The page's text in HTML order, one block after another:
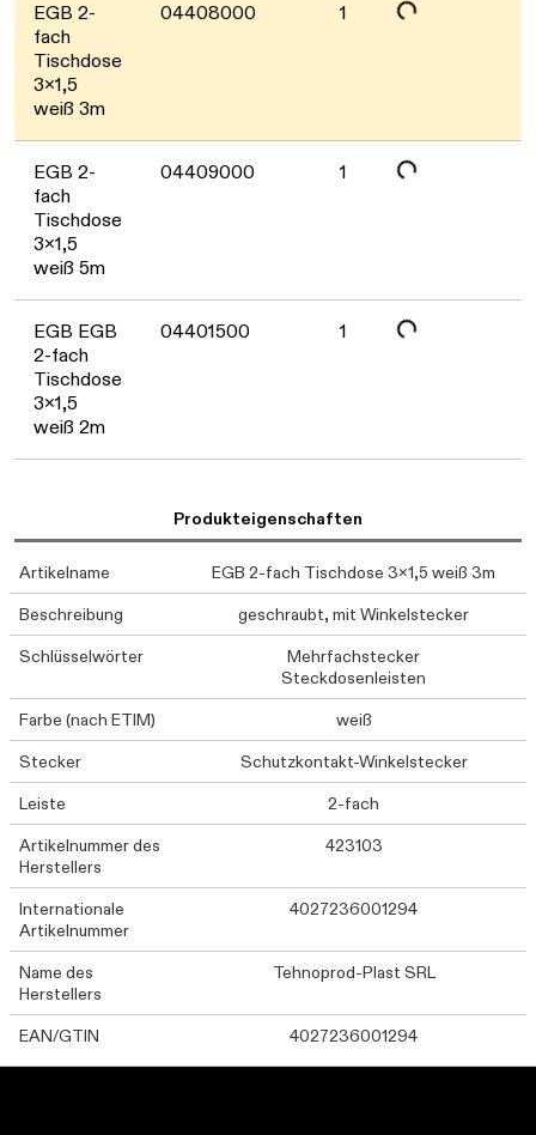
EGB 2-
fach
Tischdose
3x1,5
weiß 3m
04408000 1
EGB 2-
fach
Tischdose
3x1,5
weiß 5m
04409000 1
EGB EGB
2-fach
Tischdose
3x1,5
weiß 2m
04401500 1
Produkteigenschaften
Artikelname
EGB 2-fach Tischdose 3x1,5 weiß 3m
Beschreibung
geschraubt, mit Winkelstecker
Schlüsselwörter
Mehrfachstecker
Steckdosenleisten
Farbe (nach ETIM)
weiß
Stecker
Schutzkontakt-Winkelstecker
Leiste
2-fach
Artikelnummer des
Herstellers
423103
Internationale
Artikelnummer
4027236001294
Name des
Herstellers
Tehnoprod-Plast SRL
EAN/GTIN 4027236001294